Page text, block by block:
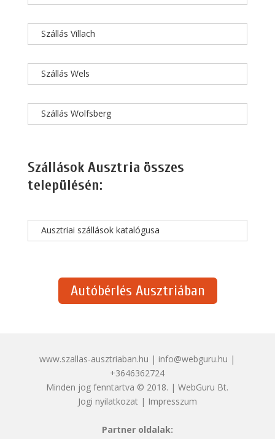
Szállás Villach
Szállás Wels
Szállás Wolfsberg
Szállások Ausztria összes
településén:
Ausztriai szállások katalógusa
Autóbérlés Ausztriában
www.szallas-ausztriaban.hu | info@webguru.hu |
+3646362724
Minden jog fenntartva © 2018. | WebGuru Bt.
Jogi nyilatkozat| Impresszum
Partner oldalak: